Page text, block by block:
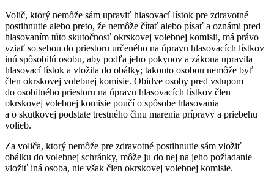
Volič, ktorý nemôže sám upraviť hlasovací lístok pre zdravotné
postihnutie alebo preto, že nemôže čítať alebo písať a oznámi pred
hlasovaním túto skutočnosť okrskovej volebnej komisii, má právo
vziať so sebou do priestoru určeného na úpravu hlasovacích lístkov
inú spôsobilú osobu, aby podľa jeho pokynov a zákona upravila
hlasovací lístok a vložila do obálky; takouto osobou nemôže byť
člen okrskovej volebnej komisie. Obidve osoby pred vstupom
do osobitného priestoru na úpravu hlasovacích lístkov člen
okrskovej volebnej komisie poučí o spôsobe hlasovania
a o skutkovej podstate trestného činu marenia prípravy a priebehu
volieb.
Za voliča, ktorý nemôže pre zdravotné postihnutie sám vložiť
obálku do volebnej schránky, môže ju do nej na jeho požiadanie
vložiť iná osoba, nie však člen okrskovej volebnej komisie.